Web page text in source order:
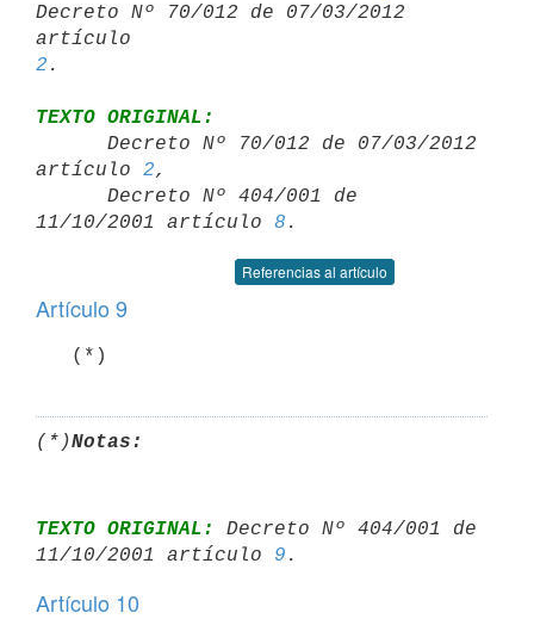
Decreto Nº 70/012 de 07/03/2012
2
TEXTO ORIGINAL:
artículo 2,
11/10/2001 artículo 8
Referencias al artículo
Artículo 9
   (*)
(*)Notas:
TEXTO ORIGINAL:
Decreto Nº 404/001 de
11/10/2001 artículo 9
Artículo 10